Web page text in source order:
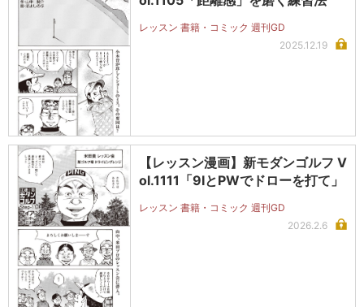
レッスン 書籍・コミック 週刊GD
2025.12.19
【レッスン漫画】新モダンゴルフ V
ol.1111「9IとPWでドローを打て」
レッスン 書籍・コミック 週刊GD
2026.2.6